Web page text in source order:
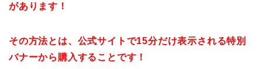
があります！
その方法とは、 公式サイトで15分だけ表示される特別
バナーから購入することです！